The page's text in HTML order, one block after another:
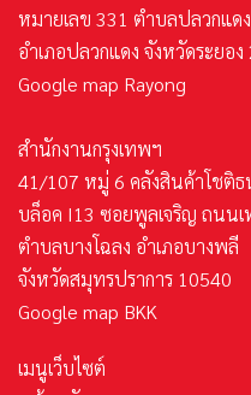
หมายเลข 331 ตำบลปลวกแดง
อำเภอปลวกแดง จังหวัดระยอ
Google map Rayong
สำนักงานกรุงเทพฯ
41/107 หมู่ 6 คลังสินค้าโชติ
บล็อค I13 ซอยพูลเจริญ ถนน
ตำบลบางโฉลง อำเภอบางพลี
จังหวัดสมุทรปราการ 10540
Google map BKK
เมนูเว็บไซต์